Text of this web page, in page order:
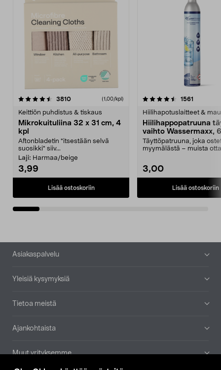
3810arvostelut (1,00/kpl)
Keittiön puhdistus & tiskaus
Mikrokuituliina 32 x 31 cm, 4
kpl
Aftonbladetin "itsestään selvä
suosikki" siiv...
Laji: Harmaa/beige
3,99
Lisää ostoskoriin
4.5viidestä
1561
Hiilihapotuslaitteet &
Hiilihappopatruuna
vaihto Wassermaxx,
Täyttöpatruuna, joka
myymälästä – muista
3,00
Lisää ostoskoriin
4.5viidestä
Alatunniste
Asiakaspalvelu
Yleisiä kysymyksiä
Tietoa meistä
Ajankohtaista
Muut yrityksemme